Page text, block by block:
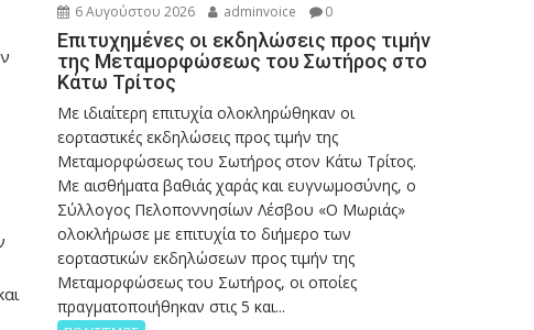
6 Αυγούστου 2026 adminvoice 0
Επιτυχημένες οι εκδηλώσεις προς τιμήν
της Μεταμορφώσεως του Σωτήρος στο
Κάτω Τρίτος
Με ιδιαίτερη επιτυχία ολοκληρώθηκαν οι
εορταστικές εκδηλώσεις προς τιμήν της
Μεταμορφώσεως του Σωτήρος στον Κάτω Τρίτος.
Με αισθήματα βαθιάς χαράς και ευγνωμοσύνης, ο
Σύλλογος Πελοποννησίων Λέσβου «Ο Μωριάς»
ολοκλήρωσε με επιτυχία το διήμερο των
εορταστικών εκδηλώσεων προς τιμήν της
Μεταμορφώσεως του Σωτήρος, οι οποίες
πραγματοποιήθηκαν στις 5 και...